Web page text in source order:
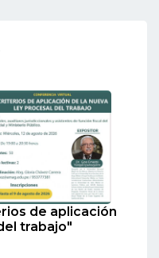
de aplicación
trabajo"